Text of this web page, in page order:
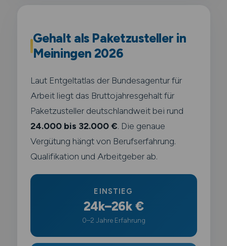
Gehalt als Paketzusteller in
Meiningen 2026
Laut Entgeltatlas der Bundesagentur für
Arbeit liegt das Bruttojahresgehalt für
Paketzusteller deutschlandweit bei rund
24.000 bis 32.000 €. Die genaue
Vergütung hängt von Berufserfahrung.
Qualifikation und Arbeitgeber ab.
EINSTIEG
24k–26k €
0–2 Jahre Erfahrung